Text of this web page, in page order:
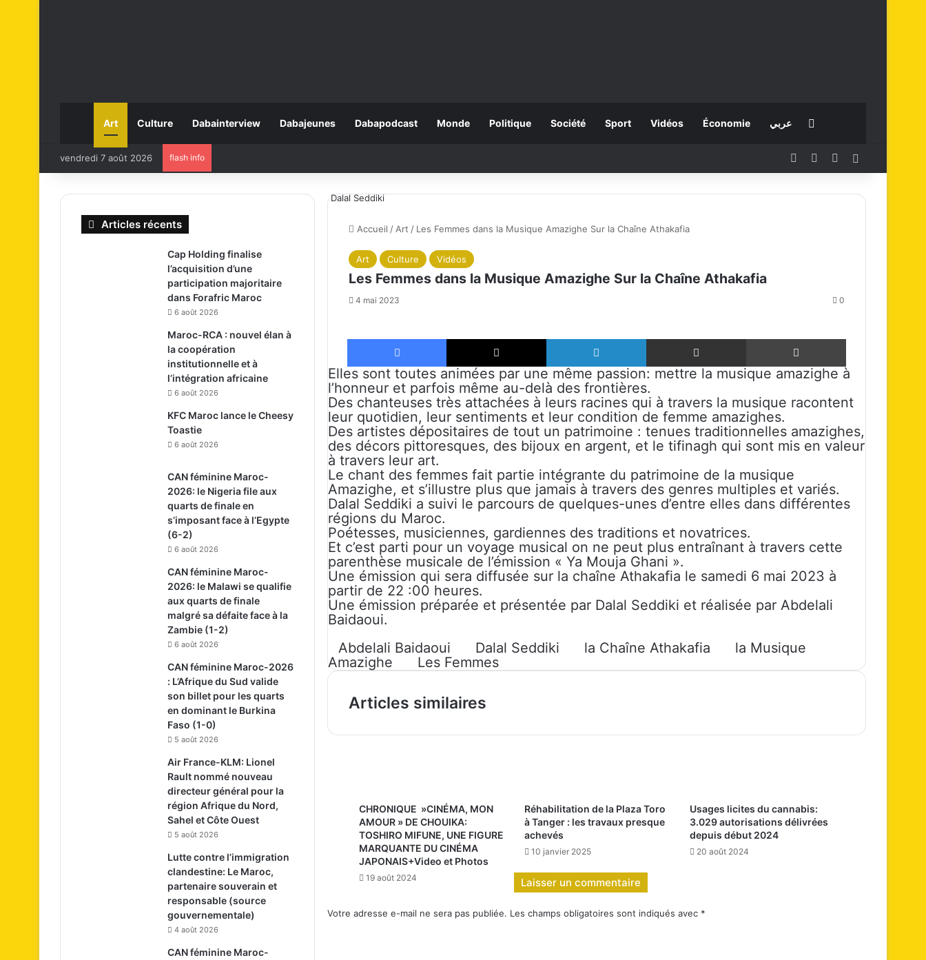
Art Culture Dabainterview Dabajeunes Dabapodcast Monde Politique Société Sport Vidéos Économie عربي
vendredi 7 août 2026 flash info Facebook Instagram
Dalal Seddiki
Accueil / Art / Les Femmes dans la Musique Amazighe Sur la Chaîne Athakafia
Art Culture Vidéos
Les Femmes dans la Musique Amazighe Sur la Chaîne Athakafia
4 mai 2023 0
Facebook X Linkedin Partager par email Imprimer
Elles sont toutes animées par une même passion: mettre la musique amazighe à
l’honneur et parfois même au-delà des frontières.
Des chanteuses très attachées à leurs racines qui à travers la musique racontent
leur quotidien, leur sentiments et leur condition de femme amazighes.
Des artistes dépositaires de tout un patrimoine : tenues traditionnelles amazighes,
des décors pittoresques, des bijoux en argent, et le tifinagh qui sont mis en valeur
à travers leur art.
Le chant des femmes fait partie intégrante du patrimoine de la musique
Amazighe, et s’illustre plus que jamais à travers des genres multiples et variés.
Dalal Seddiki a suivi le parcours de quelques-unes d’entre elles dans différentes
régions du Maroc.
Poétesses, musiciennes, gardiennes des traditions et novatrices.
Et c’est parti pour un voyage musical on ne peut plus entraînant à travers cette
parenthèse musicale de l’émission « Ya Mouja Ghani ».
Une émission qui sera diffusée sur la chaîne Athakafia le samedi 6 mai 2023 à
partir de 22 :00 heures.
Une émission préparée et présentée par Dalal Seddiki et réalisée par Abdelali
Baidaoui.
Abdelali Baidaoui
Dalal Seddiki la Chaîne Athakafia
la Musique
Amazighe
Les Femmes
Articles similaires
CHRONIQUE »CINÉMA, MON
AMOUR » DE CHOUIKA:
TOSHIRO MIFUNE, UNE FIGURE
MARQUANTE DU CINÉMA
JAPONAIS+Video et Photos
19 août 2024
Réhabilitation de la Plaza Toro
à Tanger : les travaux presque
achevés
10 janvier 2025
Usages licites du cannabis:
3.029 autorisations délivrées
depuis début 2024
20 août 2024
Laisser un commentaire
Votre adresse e-mail ne sera pas publiée. Les champs obligatoires sont indiqués avec *
Articles récents
Cap Holding finalise
l’acquisition d’une
participation majoritaire
dans Forafric Maroc
6 août 2026
Maroc-RCA : nouvel élan à
la coopération
institutionnelle et à
l’intégration africaine
6 août 2026
KFC Maroc lance le Cheesy
Toastie
6 août 2026
CAN féminine Maroc-
2026: le Nigeria file aux
quarts de finale en
s’imposant face à l’Egypte
(6-2)
6 août 2026
CAN féminine Maroc-
2026: le Malawi se qualifie
aux quarts de finale
malgré sa défaite face à la
Zambie (1-2)
6 août 2026
CAN féminine Maroc-2026
: L’Afrique du Sud valide
son billet pour les quarts
en dominant le Burkina
Faso (1-0)
5 août 2026
Air France-KLM: Lionel
Rault nommé nouveau
directeur général pour la
région Afrique du Nord,
Sahel et Côte Ouest
5 août 2026
Lutte contre l’immigration
clandestine: Le Maroc,
partenaire souverain et
responsable (source
gouvernementale)
4 août 2026
CAN féminine Maroc-